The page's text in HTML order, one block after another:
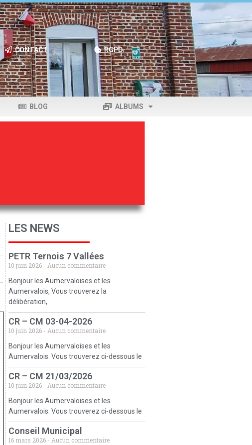
CONTACT RGPD
BLOG ALBUMS
LES NEWS
PETR Ternois 7 Vallées
10 juin 2026
Aucun commentaire
Bonjour les Aumervaloises et les
Aumervalois, Vous trouverez la
délibération,
CR – CM 03-04-2026
10 juin 2026
Aucun commentaire
Bonjour les Aumervaloises et les
Aumervalois. Vous trouverez ci-dessous le
CR – CM 21/03/2026
10 juin 2026
Aucun commentaire
Bonjour les Aumervaloises et les
Aumervalois. Vous trouverez ci-dessous le
Conseil Municipal
16 mars 2026
Aucun commentaire